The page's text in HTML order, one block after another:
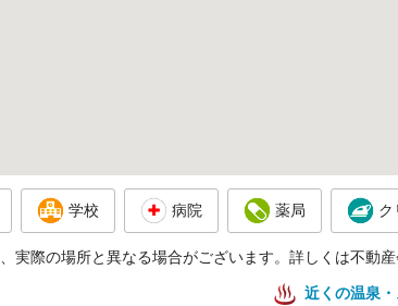
学校 病院 薬局 ク
実際の場所と異なる場合がございます。詳しくは不動産
近くの温泉